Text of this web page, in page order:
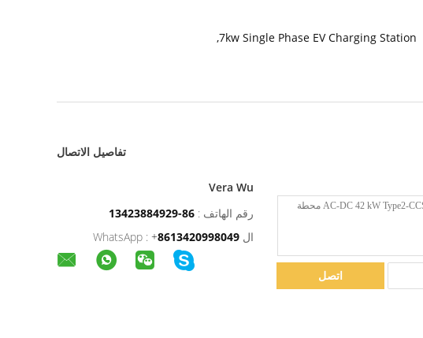
7kw Single Phase EV Charging Station
,
تفاصيل الاتصال
Vera Wu
رقم الهاتف : 86-13423884929
ال WhatsApp :
+8613420998049
اتصل